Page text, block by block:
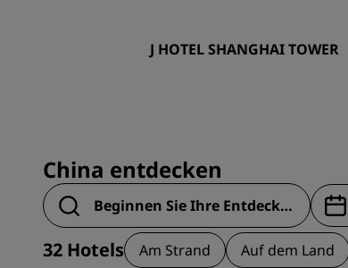
J HOTEL SHANGHAI TOWER
China entdecken
32 Hotels Am Strand Auf dem Land